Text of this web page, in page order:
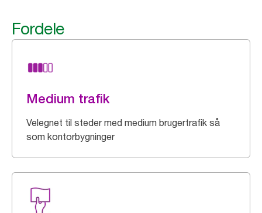
Fordele
Medium trafik
Velegnet til steder med medium brugertrafik så
som kontorbygninger